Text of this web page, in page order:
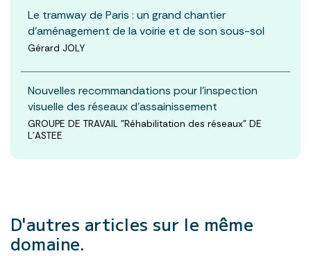
Le tramway de Paris : un grand chantier
d’aménagement de la voirie et de son sous-sol
Gérard JOLY
Nouvelles recommandations pour l'inspection
visuelle des réseaux d'assainissement
GROUPE DE TRAVAIL "Réhabilitation des réseaux" DE
L'ASTEE
D'autres articles sur le même
domaine.